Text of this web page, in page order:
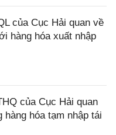
của Cục Hải quan về
hàng hóa xuất nhập
của Cục Hải quan
hóa tạm nhập tái